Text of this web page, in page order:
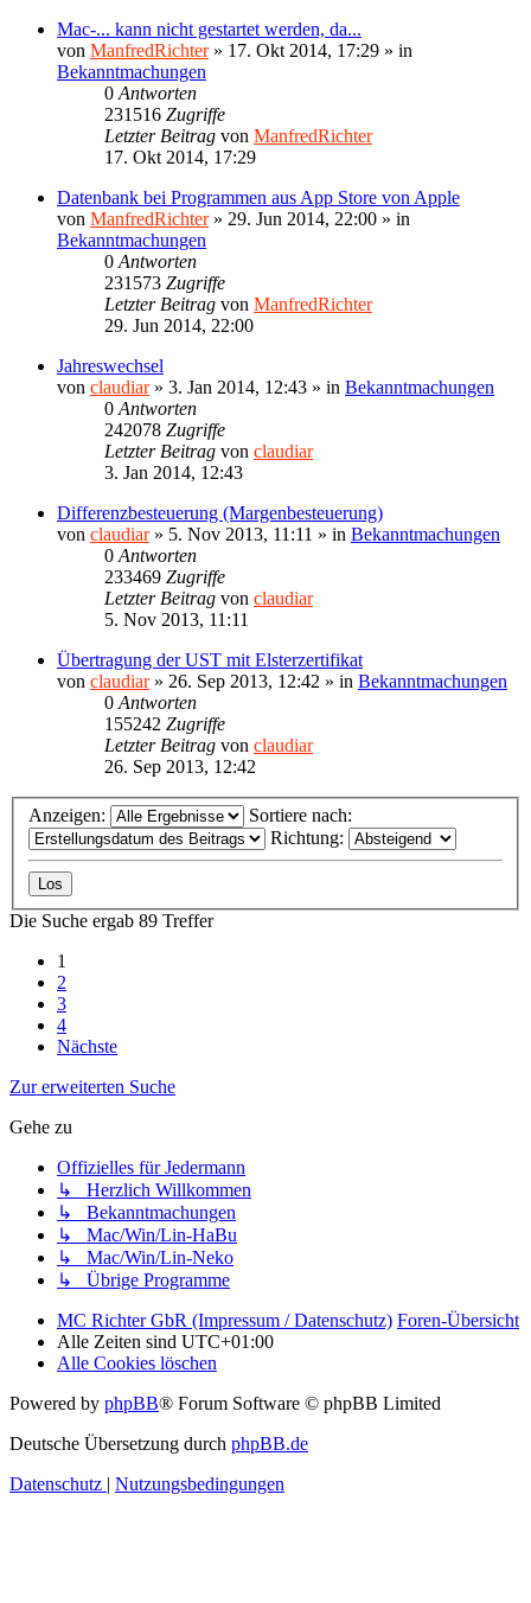
Mac-... kann nicht gestartet werden, da...
von ManfredRichter» 17. Okt 2014, 17:29 » in
Bekanntmachungen
0 Antworten
231516 Zugriffe
Letzter Beitrag von ManfredRichter
17. Okt 2014, 17:29
Datenbank bei Programmen aus App Store von Apple
von ManfredRichter» 29. Jun 2014, 22:00 » in
Bekanntmachungen
0 Antworten
231573 Zugriffe
Letzter Beitrag von ManfredRichter
29. Jun 2014, 22:00
Jahreswechsel
von claudiar» 3. Jan 2014, 12:43 » in Bekanntmachungen
0 Antworten
242078 Zugriffe
Letzter Beitrag von claudiar
3. Jan 2014, 12:43
Differenzbesteuerung (Margenbesteuerung)
von claudiar» 5. Nov 2013, 11:11 » in Bekanntmachungen
0 Antworten
233469 Zugriffe
Letzter Beitrag von claudiar
5. Nov 2013, 11:11
Übertragung der UST mit Elsterzertifikat
von claudiar» 26. Sep 2013, 12:42 » in Bekanntmachungen
0 Antworten
155242 Zugriffe
Letzter Beitrag von claudiar
26. Sep 2013, 12:42
Anzeigen:
Sortiere nach:
Richtung:
Die Suche ergab 89 Treffer
1
2
3
4
Nächste
Zur erweiterten Suche
Gehe zu
Offizielles für Jedermann
↳ Herzlich Willkommen
↳ Bekanntmachungen
↳ Mac/Win/Lin-HaBu
↳ Mac/Win/Lin-Neko
↳ Übrige Programme
MC Richter GbR (Impressum / Datenschutz) Foren-Übersicht
Alle Zeiten sind UTC+01:00
Alle Cookies löschen
Powered by phpBB® Forum Software © phpBB Limited
Deutsche Übersetzung durch phpBB.de
Datenschutz
Nutzungsbedingungen